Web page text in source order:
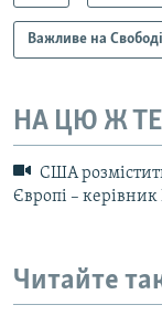
Важливе на Свободі
НА ЦЮ Ж
США
Європі –
Читайте